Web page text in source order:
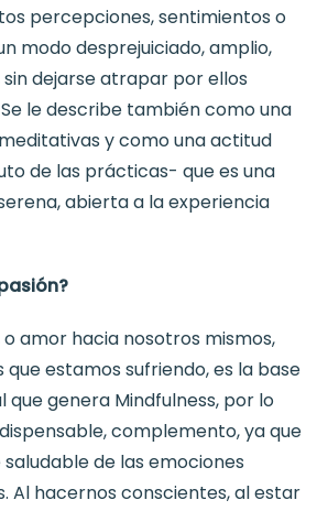
percepciones, sentimientos o
modo desprejuiciado, amplio,
dejarse atrapar por ellos
le describe también como una
y como una actitud
de las prácticas- que es una
abierta a la experiencia
amor hacia nosotros mismos,
estamos sufriendo, es la base
que genera Mindfulness, por lo
complemento, ya que
de las emociones
Al hacernos conscientes, al estar